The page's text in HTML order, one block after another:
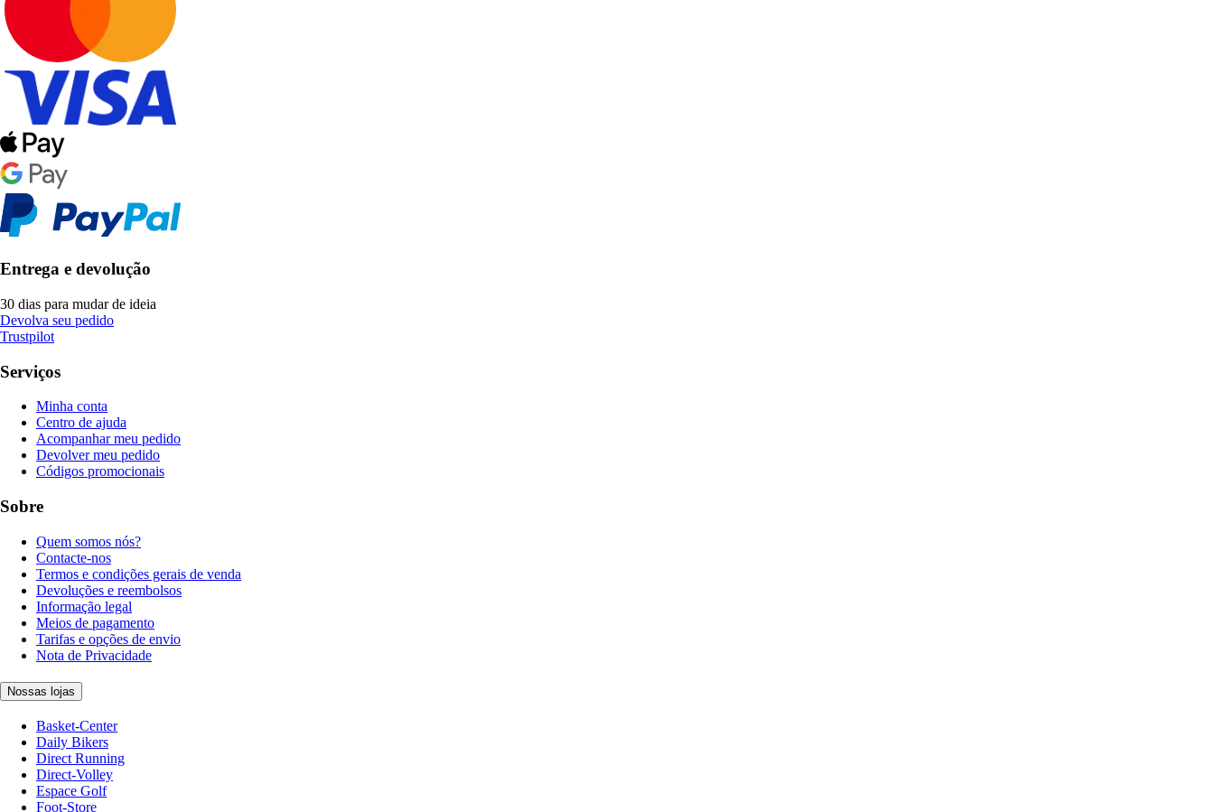
Entrega e devolução
30 dias para mudar de ideia
Devolva seu pedido
Trustpilot
Serviços
Minha conta
Centro de ajuda
Acompanhar meu pedido
Devolver meu pedido
Códigos promocionais
Sobre
Quem somos nós?
Contacte-nos
Termos e condições gerais de venda
Devoluções e reembolsos
Informação legal
Meios de pagamento
Tarifas e opções de envio
Nota de Privacidade
Nossas lojas
Basket-Center
Daily Bikers
Direct Running
Direct-Volley
Espace Golf
Foot-Store